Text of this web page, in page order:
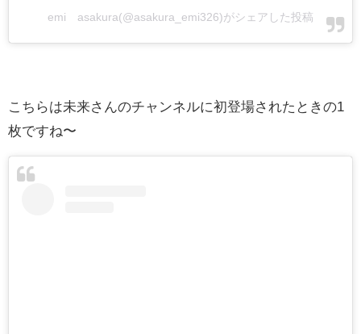
emi asakura(@asakura_emi326)がシェアした投稿
こちらは未来さんのチャンネルに初登場されたときの1
枚ですね〜